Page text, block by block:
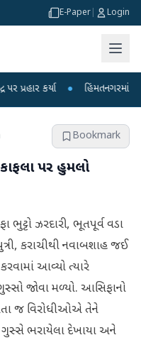
E-Paper Login
કર્યા ● હિંમતનગરમાં રહસ્યમય
Bookmark
કાફલા પર હુમલો
ભુટ્ટો ઝરદારી, ભૂતપૂર્વ વડા
કરાચીથી નવાબશાહ જઈ
આવ્યો ત્યારે
જોવા મળ્યો. આસિફાનો
જ વિરોધીઓએ તેને
ગુસ્સે ભરાયેલા દેખાયા અને